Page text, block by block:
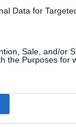
Data for
Sale, and/or
the Purposes for
middelen